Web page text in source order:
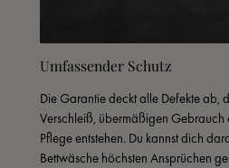
Umfassender Schutz
Die Garantie deckt alle Defekte ab,
Verschleiß, übermäßigen
Pflege entstehen. Du kannst dich
Bettwäsche höchsten Ansprüchen